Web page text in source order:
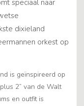
speciaal naar
dixieland
orkest op
is geïnspireerd op
2” van de Walt
en outfit is